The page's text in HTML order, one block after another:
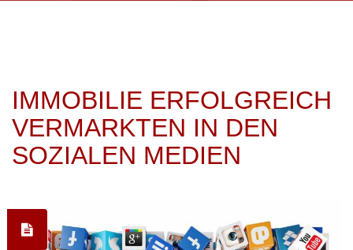
IMMOBILIE ERFOLGREICH
VERMARKTEN IN DEN
SOZIALEN MEDIEN